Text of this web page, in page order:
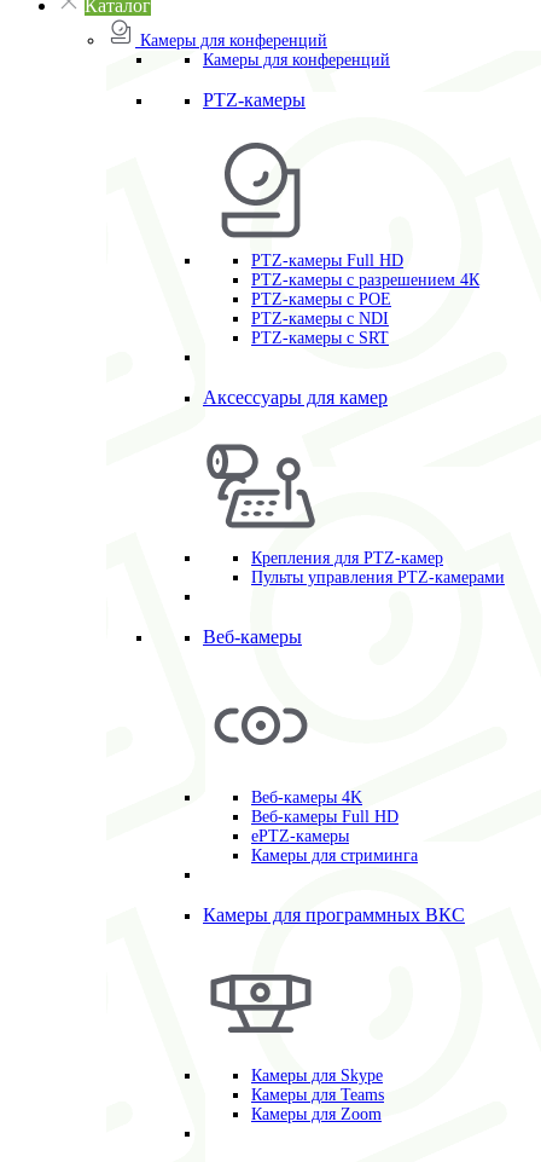
Каталог
Камеры для конференций
Камеры для конференций
PTZ-камеры
PTZ-камеры Full HD
PTZ-камеры с разрешением 4К
PTZ-камеры с POE
PTZ-камеры c NDI
PTZ-камеры с SRT
Аксессуары для камер
Крепления для PTZ-камер
Пульты управления PTZ-камерами
Веб-камеры
Веб-камеры 4K
Веб-камеры Full HD
ePTZ-камеры
Камеры для стриминга
Камеры для программных ВКС
Камеры для Skype
Камеры для Teams
Камеры для Zoom